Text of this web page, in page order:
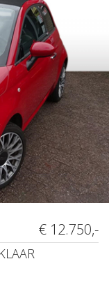
€ 12.750,-